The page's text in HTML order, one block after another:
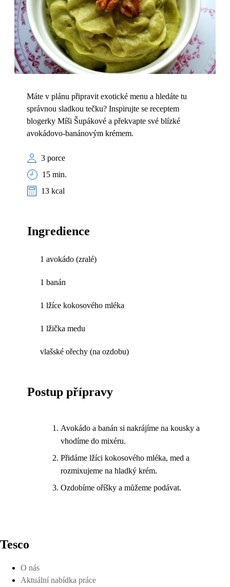
Máte v plánu připravit exotické menu a hledáte tu
správnou sladkou tečku? Inspirujte se receptem
blogerky Míši Šupákové a překvapte své blízké
avokádovo-banánovým krémem.
3 porce
15 min.
13 kcal
Ingredience
1 avokádo (zralé)
1 banán
1 lžíce kokosového mléka
1 lžička medu
vlašské ořechy (na ozdobu)
Postup přípravy
Avokádo a banán si nakrájíme na kousky a
vhodíme do mixéru.
Přidáme lžíci kokosového mléka, med a
rozmixujeme na hladký krém.
Ozdobíme oříšky a můžeme podávat.
Tesco
O nás
Aktuální nabídka práce